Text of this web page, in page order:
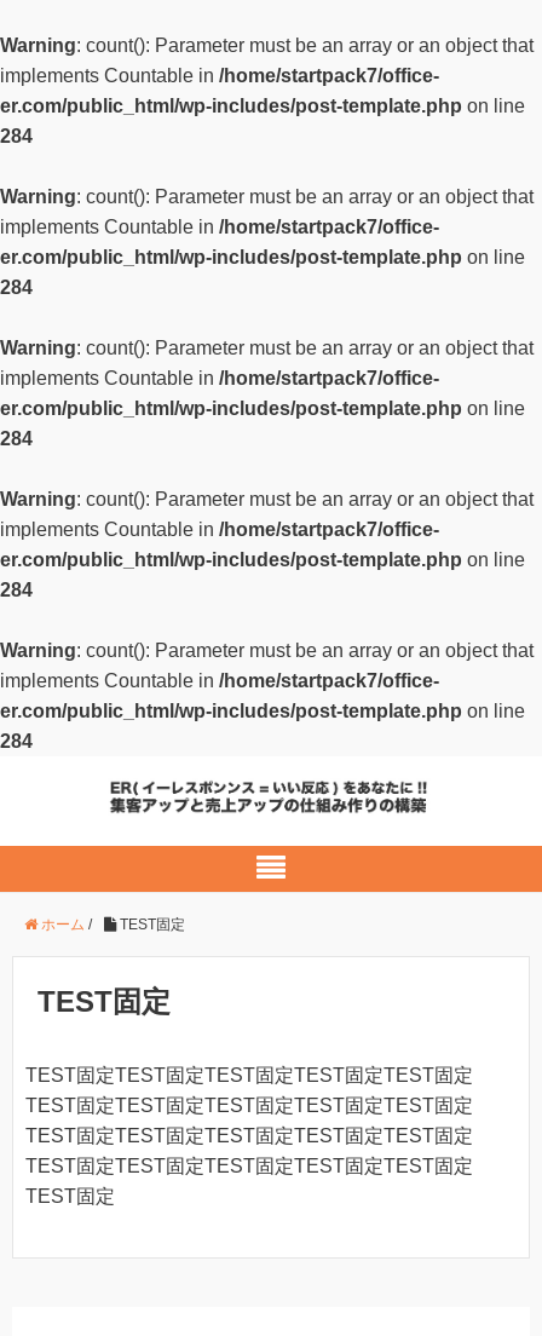
Warning: count(): Parameter must be an array or an object that
implements Countable in /home/startpack7/office-
er.com/public_html/wp-includes/post-template.php on line
284
Warning: count(): Parameter must be an array or an object that
implements Countable in /home/startpack7/office-
er.com/public_html/wp-includes/post-template.php on line
284
Warning: count(): Parameter must be an array or an object that
implements Countable in /home/startpack7/office-
er.com/public_html/wp-includes/post-template.php on line
284
Warning: count(): Parameter must be an array or an object that
implements Countable in /home/startpack7/office-
er.com/public_html/wp-includes/post-template.php on line
284
Warning: count(): Parameter must be an array or an object that
implements Countable in /home/startpack7/office-
er.com/public_html/wp-includes/post-template.php on line
284
ホーム / TEST固定
TEST固定
TEST固定TEST固定TEST固定TEST固定TEST固定
TEST固定TEST固定TEST固定TEST固定TEST固定
TEST固定TEST固定TEST固定TEST固定TEST固定
TEST固定TEST固定TEST固定TEST固定TEST固定
TEST固定